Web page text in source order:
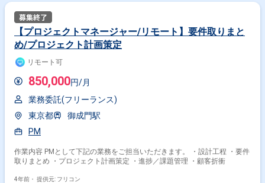
【プロジェクトマネージャー/リモート】要件取りまと
め/プロジェクト計画策定
リモート可
850,000円/月
業務委託(フリーランス)
東京都
御成門駅
PM
作業内容 PMとして下記の業務をご担当いただきます。 ・設計工程 ・要件
取りまとめ ・プロジェクト計画策定 ・進捗／課題管理 ・顧客折衝
4年前・ 提供元: フリコン